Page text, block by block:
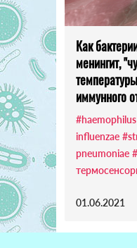
Как
менингит,
иммунного
#haemophilus
influenzae
pneumoniae
01.06.2021